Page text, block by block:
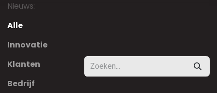
Nieuws:
Alle
Innovatie
Klanten
Bedrijf